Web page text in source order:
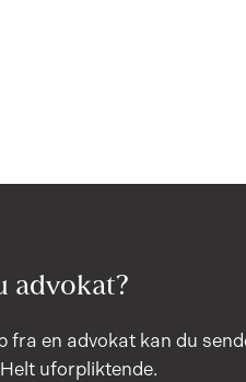
advokat?
fra en advokat kan du
uforpliktende.